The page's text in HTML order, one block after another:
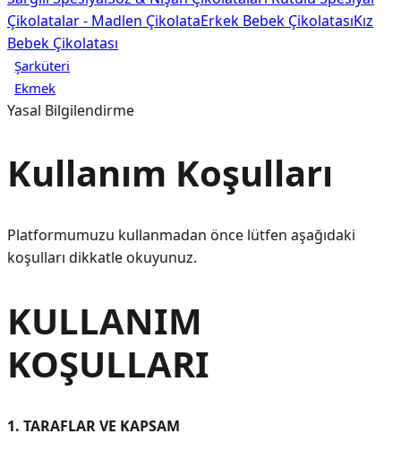
Çikolatalar - Madlen ÇikolataErkek Bebek ÇikolatasıKız
Bebek Çikolatası
Şarküteri
Ekmek
Yasal Bilgilendirme
Kullanım Koşulları
Platformumuzu kullanmadan önce lütfen aşağıdaki
koşulları dikkatle okuyunuz.
KULLANIM
KOŞULLARI
1. TARAFLAR VE KAPSAM